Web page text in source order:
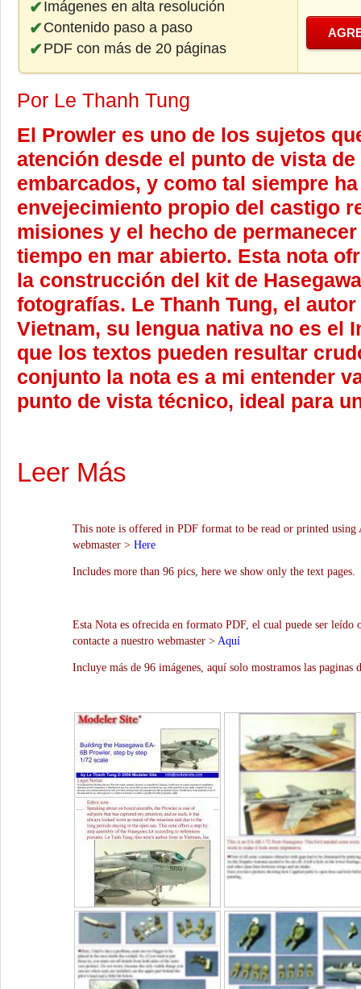
Imágenes en alta resolución
Contenido paso a paso
PDF con más de 20 páginas
Por Le Thanh Tung
El Prowler es uno de los sujetos
atención desde el punto de vista
embarcados, y como tal siempre
envejecimiento propio del castigo
misiones y el hecho de
tiempo en mar abierto. Esta nota
la construcción del kit de
fotografías. Le Thanh Tung, el
Vietnam, su lengua nativa no es el
que los textos pueden resultar
conjunto la nota es a mi entender
punto de vista técnico, ideal para
Leer Más
This note is offered in PDF format to be read or printed using
webmaster > Here
Includes more than 96 pics, here we show only the text pages.
Esta Nota es ofrecida en formato PDF, el cual puede ser leído
contacte a nuestro webmaster > Aquí
Incluye más de 96 imágenes, aquí solo mostramos las paginas